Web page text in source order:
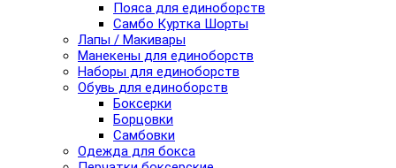
Пояса для единоборств
Самбо Куртка Шорты
Лапы / Макивары
Манекены для единоборств
Наборы для единоборств
Обувь для единоборств
Боксерки
Борцовки
Самбовки
Одежда для бокса